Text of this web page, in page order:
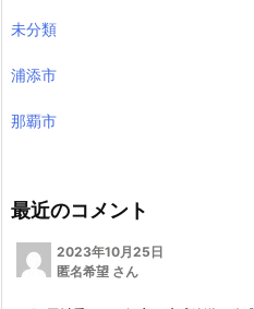
未分類
浦添市
那覇市
最近のコメント
2023年10月25日
匿名希望 さん